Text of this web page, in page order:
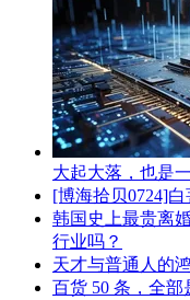
大起大落，也是
[博海拾贝0724]
韩国史上最贵离
行业吗？
天才与普通人的
百货 50 条，全部